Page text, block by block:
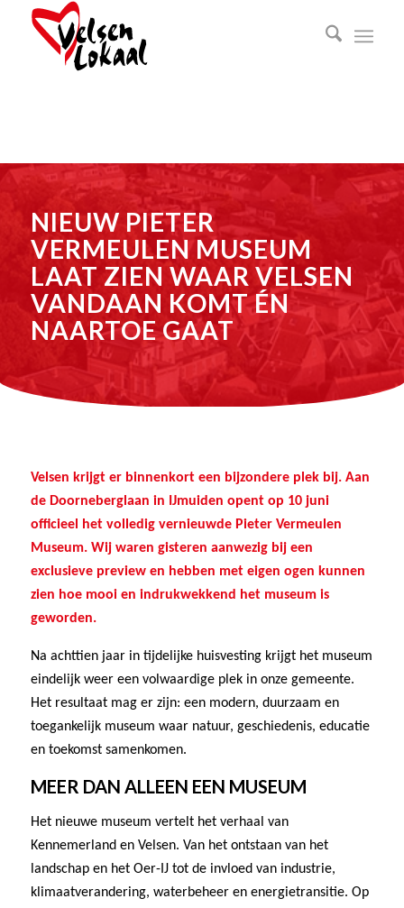
NIEUW PIETER
VERMEULEN MUSEUM
LAAT ZIEN WAAR VELSEN
VANDAAN KOMT ÉN
NAARTOE GAAT
Velsen krijgt er binnenkort een bijzondere plek bij. Aan
de Doorneberglaan in IJmuiden opent op 10 juni
officieel het volledig vernieuwde Pieter Vermeulen
Museum. Wij waren gisteren aanwezig bij een
exclusieve preview en hebben met eigen ogen kunnen
zien hoe mooi en indrukwekkend het museum is
geworden.
Na achttien jaar in tijdelijke huisvesting krijgt het museum
eindelijk weer een volwaardige plek in onze gemeente.
Het resultaat mag er zijn: een modern, duurzaam en
toegankelijk museum waar natuur, geschiedenis, educatie
en toekomst samenkomen.
MEER DAN ALLEEN EEN MUSEUM
Het nieuwe museum vertelt het verhaal van
Kennemerland en Velsen. Van het ontstaan van het
landschap en het Oer-IJ tot de invloed van industrie,
klimaatverandering, waterbeheer en energietransitie. Op